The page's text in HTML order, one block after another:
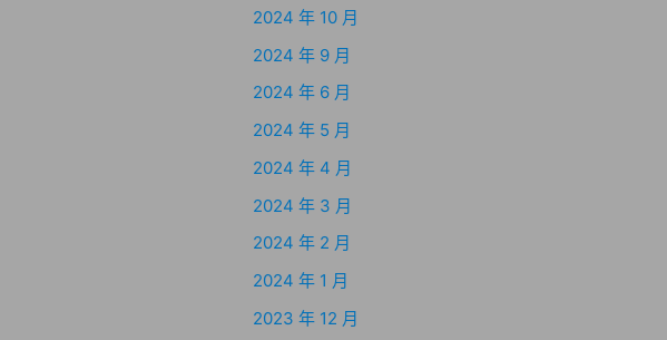
2024 年 10 月
2024 年 9 月
2024 年 6 月
2024 年 5 月
2024 年 4 月
2024 年 3 月
2024 年 2 月
2024 年 1 月
2023 年 12 月